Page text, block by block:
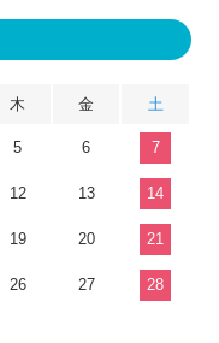
木 金 土
5 6 7
12 13 14
19 20 21
26 27 28